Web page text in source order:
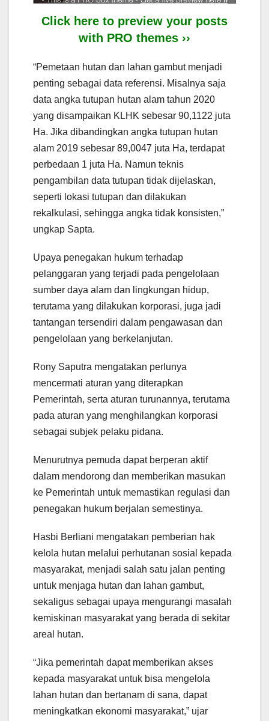
Click here to preview your posts
with PRO themes ››
“Pemetaan hutan dan lahan gambut menjadi
penting sebagai data referensi. Misalnya saja
data angka tutupan hutan alam tahun 2020
yang disampaikan KLHK sebesar 90,1122 juta
Ha. Jika dibandingkan angka tutupan hutan
alam 2019 sebesar 89,0047 juta Ha, terdapat
perbedaan 1 juta Ha. Namun teknis
pengambilan data tutupan tidak dijelaskan,
seperti lokasi tutupan dan dilakukan
rekalkulasi, sehingga angka tidak konsisten,”
ungkap Sapta.
Upaya penegakan hukum terhadap
pelanggaran yang terjadi pada pengelolaan
sumber daya alam dan lingkungan hidup,
terutama yang dilakukan korporasi, juga jadi
tantangan tersendiri dalam pengawasan dan
pengelolaan yang berkelanjutan.
Rony Saputra mengatakan perlunya
mencermati aturan yang diterapkan
Pemerintah, serta aturan turunannya, terutama
pada aturan yang menghilangkan korporasi
sebagai subjek pelaku pidana.
Menurutnya pemuda dapat berperan aktif
dalam mendorong dan memberikan masukan
ke Pemerintah untuk memastikan regulasi dan
penegakan hukum berjalan semestinya.
Hasbi Berliani mengatakan pemberian hak
kelola hutan melalui perhutanan sosial kepada
masyarakat, menjadi salah satu jalan penting
untuk menjaga hutan dan lahan gambut,
sekaligus sebagai upaya mengurangi masalah
kemiskinan masyarakat yang berada di sekitar
areal hutan.
“Jika pemerintah dapat memberikan akses
kepada masyarakat untuk bisa mengelola
lahan hutan dan bertanam di sana, dapat
meningkatkan ekonomi masyarakat,” ujar